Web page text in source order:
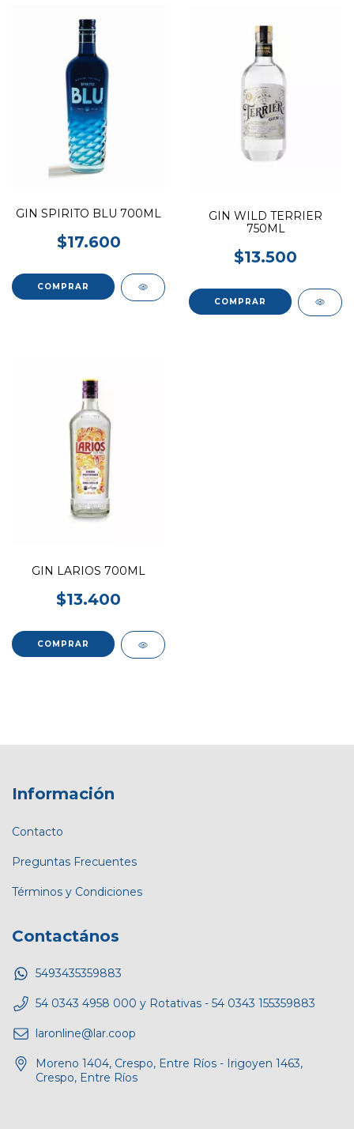
GIN SPIRITO BLU 700ML
$17.600
GIN WILD TERRIER
750ML
$13.500
GIN LARIOS 700ML
$13.400
Información
Contacto
Preguntas Frecuentes
Términos y Condiciones
Contactános
5493435359883
54 0343 4958 000 y Rotativas - 54 0343 155359883
laronline@lar.coop
Moreno 1404, Crespo, Entre Ríos - Irigoyen 1463,
Crespo, Entre Ríos